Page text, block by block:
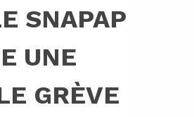
SNAPAP
UNE
GRÈVE